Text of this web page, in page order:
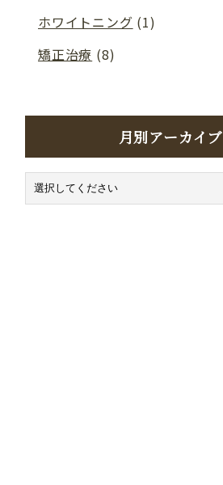
ホワイトニング (1)
矯正治療 (8)
月別アーカイブ